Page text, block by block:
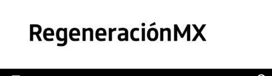
content
POLÍTICA